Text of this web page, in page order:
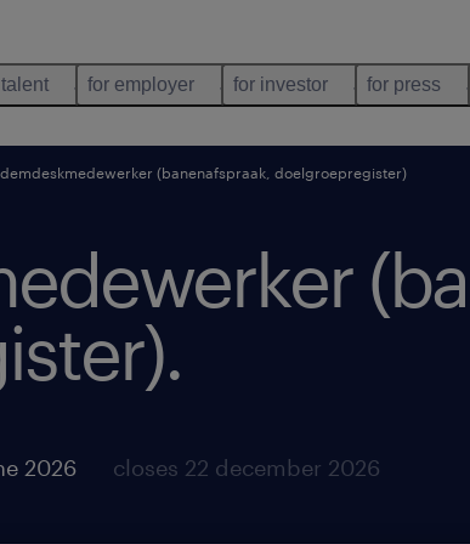
for employer for investor for press
(banenafspraak, doelgroepregister)
.
2026 closes 22 december 2026